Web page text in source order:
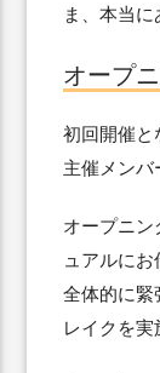
ま、本当
オープ
初回開催と
主催メンバ
オープニ
ュアルにお
全体的に
レイクを